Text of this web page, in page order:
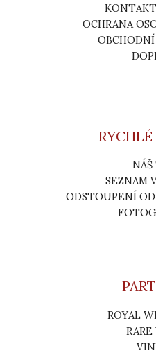
OCHRANA
SEZNAM
ODSTOUPENÍ
ROYAL